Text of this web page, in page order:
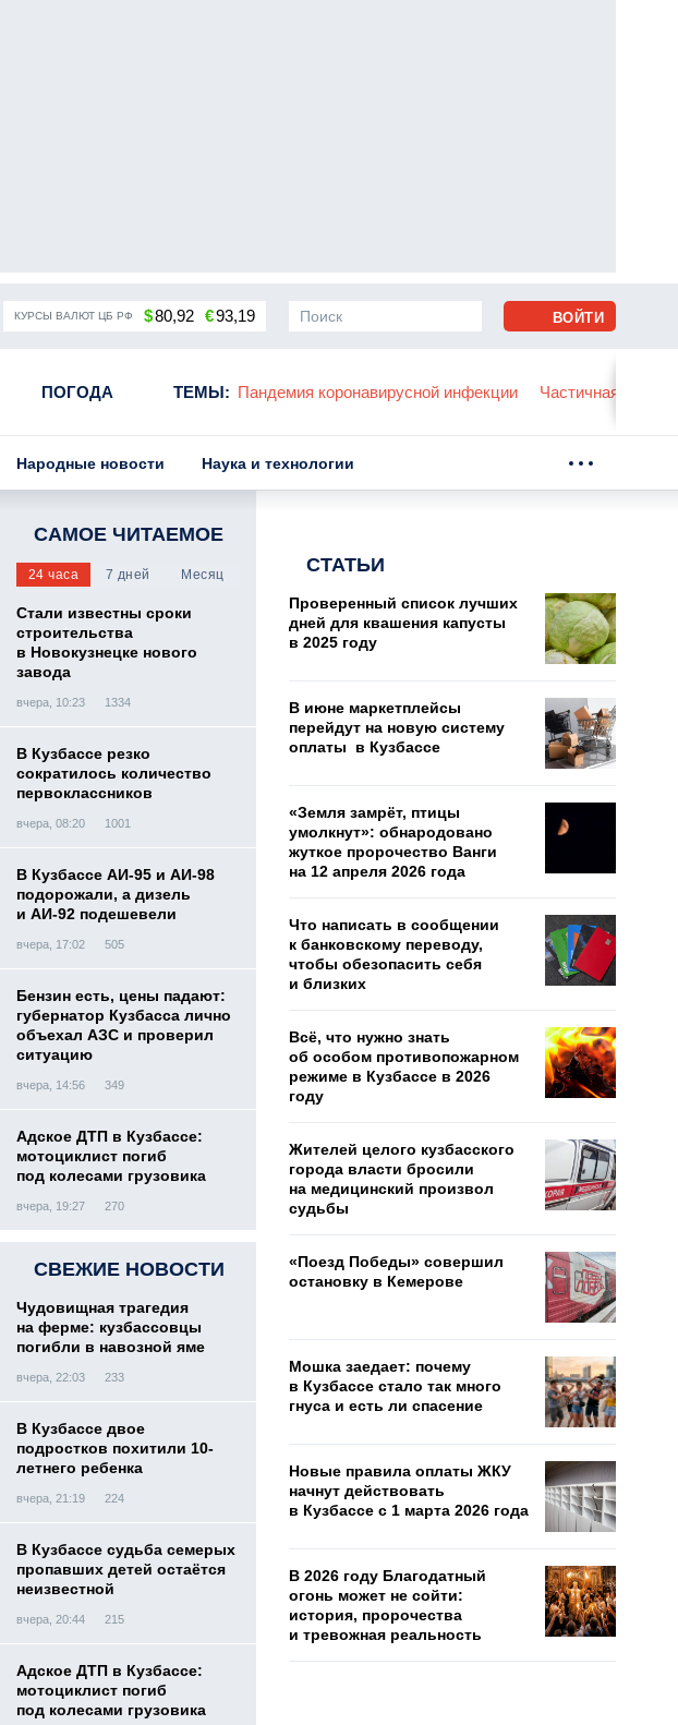
КУРСЫ ВАЛЮТ ЦБ РФ $80,92 €93,19
ПОГОДА ТЕМЫ:
промышленность Кузбасса Пандемия коронавирусной инфекции Частичная
ВОЙТИ
Народные новости Наука и технологии
САМОЕ ЧИТАЕМОЕ
24 часа 7 дней Месяц
Стали известны сроки
строительства
в Новокузнецке нового
завода
вчера, 10:23 1334
В Кузбассе резко
сократилось количество
первоклассников
вчера, 08:20 1001
В Кузбассе АИ-95 и АИ-98
подорожали, а дизель
и АИ-92 подешевели
вчера, 17:02 505
Бензин есть, цены падают:
губернатор Кузбасса лично
объехал АЗС и проверил
ситуацию
вчера, 14:56 349
Адское ДТП в Кузбассе:
мотоциклист погиб
под колесами грузовика
вчера, 19:27 270
СВЕЖИЕ НОВОСТИ
Чудовищная трагедия
на ферме: кузбассовцы
погибли в навозной яме
вчера, 22:03 233
В Кузбассе двое
подростков похитили 10-
летнего ребенка
вчера, 21:19 224
В Кузбассе судьба семерых
пропавших детей остаётся
неизвестной
вчера, 20:44 215
Адское ДТП в Кузбассе:
мотоциклист погиб
под колесами грузовика
СТАТЬИ
Проверенный список лучших
дней для квашения капусты
в 2025 году
В июне маркетплейсы
перейдут на новую систему
оплаты в Кузбассе
«Земля замрёт, птицы
умолкнут»: обнародовано
жуткое пророчество Ванги
на 12 апреля 2026 года
Что написать в сообщении
к банковскому переводу,
чтобы обезопасить себя
и близких
Всё, что нужно знать
об особом противопожарном
режиме в Кузбассе в 2026
году
Жителей целого кузбасского
города власти бросили
на медицинский произвол
судьбы
«Поезд Победы» совершил
остановку в Кемерове
Мошка заедает: почему
в Кузбассе стало так много
гнуса и есть ли спасение
Новые правила оплаты ЖКУ
начнут действовать
в Кузбассе с 1 марта 2026 года
В 2026 году Благодатный
огонь может не сойти:
история, пророчества
и тревожная реальность